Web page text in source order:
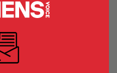
του
τον Harry
φωτίζει την